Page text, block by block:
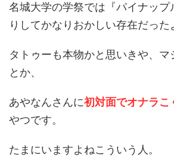
名城大学の学祭では『パイナップ
りしてかなりおかしい存在だった
タトゥーも本物かと思いきや、マ
とか、
あやなんさんに初対面でオナラこ
やつです。
たまにいますよねこういう人。